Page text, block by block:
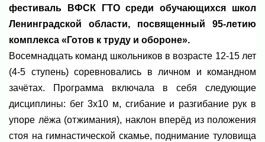
фестиваль ВФСК ГТО среди обучающихся школ
Ленинградской области, посвященный 95-летию
комплекса «Готов к труду и обороне».
Восемнадцать команд школьников в возрасте 12-15 лет
(4-5 ступень) соревновались в личном и командном
зачётах. Программа включала в себя следующие
дисциплины: бег 3х10 м, сгибание и разгибание рук в
упоре лёжа (отжимания), наклон вперёд из положения
стоя на гимнастической скамье, поднимание туловища